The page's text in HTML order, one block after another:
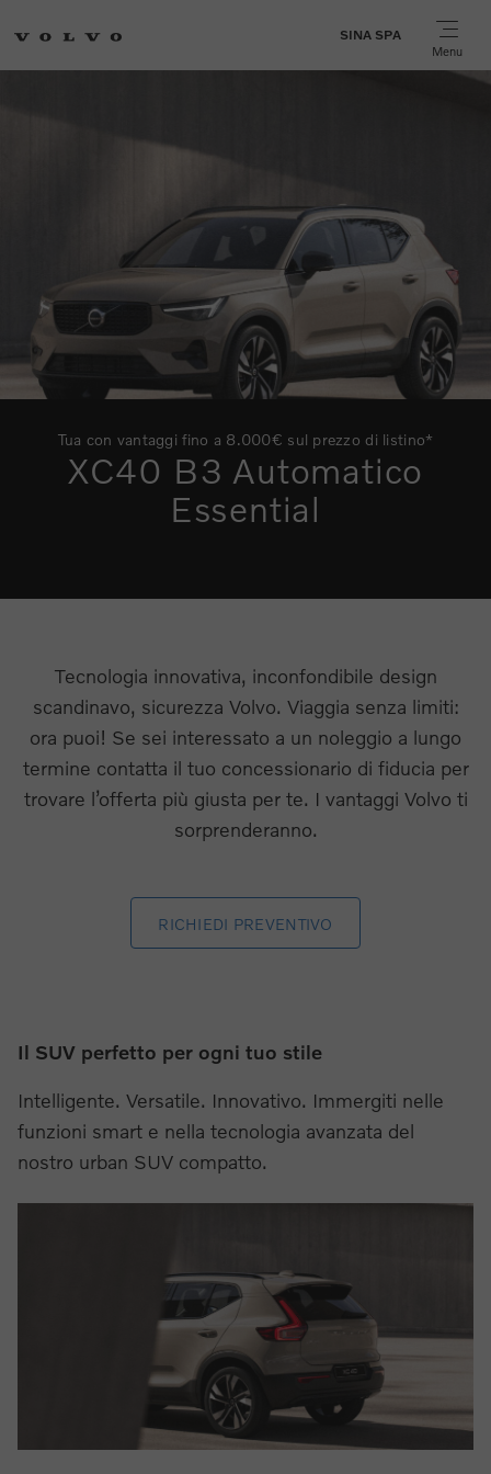
SINA SPA
Menu
Tua con vantaggi fino a 8.000€ sul prezzo di listino*
XC40 B3 Automatico
Essential
Tecnologia innovativa, inconfondibile design
scandinavo, sicurezza Volvo. Viaggia senza limiti:
ora puoi! Se sei interessato a un noleggio a lungo
termine contatta il tuo concessionario di fiducia per
trovare l’offerta più giusta per te. I vantaggi Volvo ti
sorprenderanno.
RICHIEDI PREVENTIVO
Il SUV perfetto per ogni tuo stile
Intelligente. Versatile. Innovativo. Immergiti nelle
funzioni smart e nella tecnologia avanzata del
nostro urban SUV compatto.